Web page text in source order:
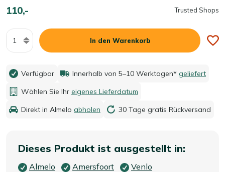
110,- Trusted Shops
Menge
In den Warenkorb
Verfügbar Innerhalb von 5–10 Werktagen* geliefert
Wählen Sie Ihr eigenes Lieferdatum
Direkt in Almelo abholen 30 Tage gratis Rückversand
Dieses Produkt ist ausgestellt in:
Almelo Amersfoort
Venlo